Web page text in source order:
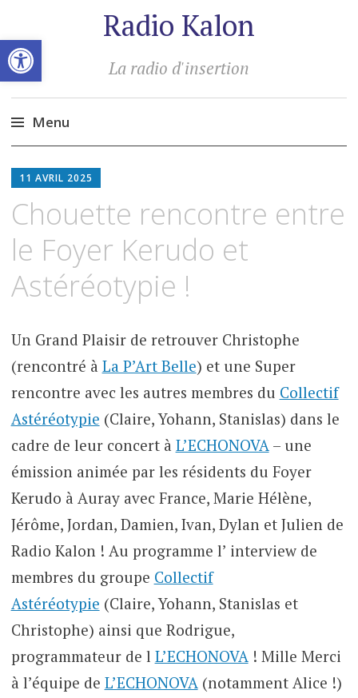
Ouvrir la barre d’outils
Radio Kalon
La radio d'insertion
Menu
au
contenu
principal
11 AVRIL 2025
Chouette rencontre entre
le Foyer Kerudo et
Astéréotypie !
Un Grand Plaisir de retrouver Christophe
(rencontré à La P’Art Belle) et une Super
rencontre avec les autres membres du Collectif
Astéréotypie (Claire, Yohann, Stanislas) dans le
cadre de leur concert à L’ECHONOVA– une
émission animée par les résidents du Foyer
Kerudo à Auray avec France, Marie Hélène,
Jérôme, Jordan, Damien, Ivan, Dylan et Julien de
Radio Kalon ! Au programme l’ interview de
membres du groupe Collectif
Astéréotypie (Claire, Yohann, Stanislas et
Christophe) ainsi que Rodrigue,
programmateur de l L’ECHONOVA! Mille Merci
à l’équipe de L’ECHONOVA(notamment Alice !)